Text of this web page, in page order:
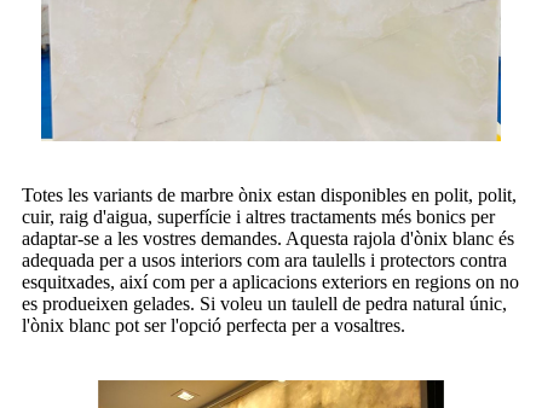
Totes les variants de marbre ònix estan disponibles en polit, polit,
cuir, raig d'aigua, superfície i altres tractaments més bonics per
adaptar-se a les vostres demandes. Aquesta rajola d'ònix blanc és
adequada per a usos interiors com ara taulells i protectors contra
esquitxades, així com per a aplicacions exteriors en regions on no
es produeixen gelades. Si voleu un taulell de pedra natural únic,
l'ònix blanc pot ser l'opció perfecta per a vosaltres.